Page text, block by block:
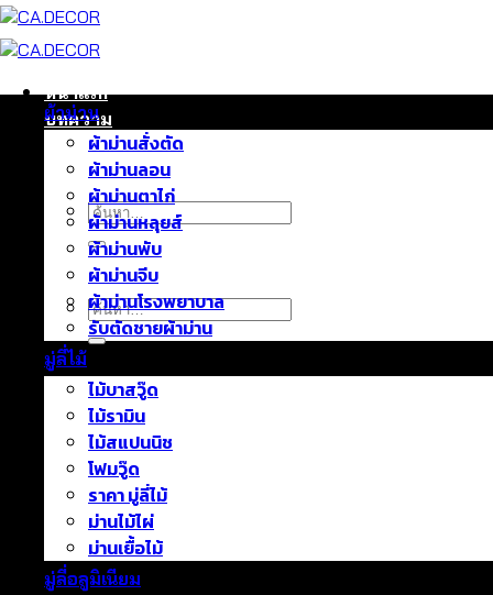
ข้าม
ยัง
หน้าแรก
บทความ
ติดต่อเรา
เกี่ยวกับเรา
ค้นหา:
ค้นหา:
ผ้าม่าน
ผ้าม่านสั่งตัด
ผ้าม่านลอน
ผ้าม่านตาไก่
ผ้าม่านหลุยส์
ผ้าม่านพับ
ผ้าม่านจีบ
ผ้าม่านโรงพยาบาล
รับตัดชายผ้าม่าน
มู่ลี่ไม้
ไม้บาสวู๊ด
ไม้รามิน
ไม้สแปนนิช
โฟมวู๊ด
ราคา มู่ลี่ไม้
ม่านไม้ไผ่
ม่านเยื้อไม้
มู่ลี่อลูมิเนียม